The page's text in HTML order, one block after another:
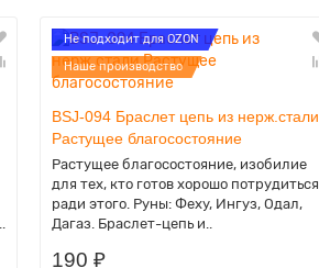
Не подходит для OZON
Наше производство
BSJ-094 Браслет цепь из нерж.стали
Растущее благосостояние
Растущее благосостояние, изобилие
для тех, кто готов хорошо потрудиться
ради этого. Руны: Феху, Ингуз, Одал,
Дагаз. Браслет-цепь и..
190 ₽